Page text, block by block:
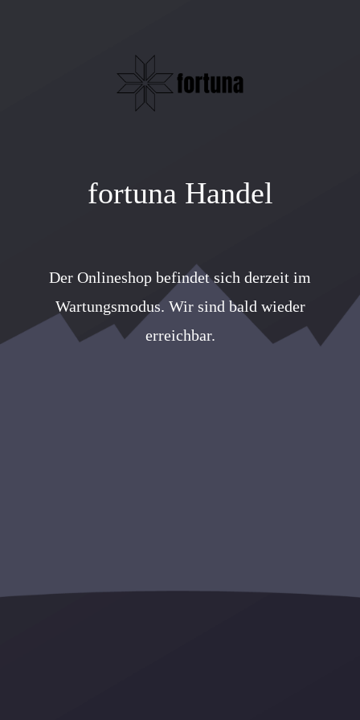
fortuna Handel
Der Onlineshop befindet sich derzeit im
Wartungsmodus. Wir sind bald wieder
erreichbar.